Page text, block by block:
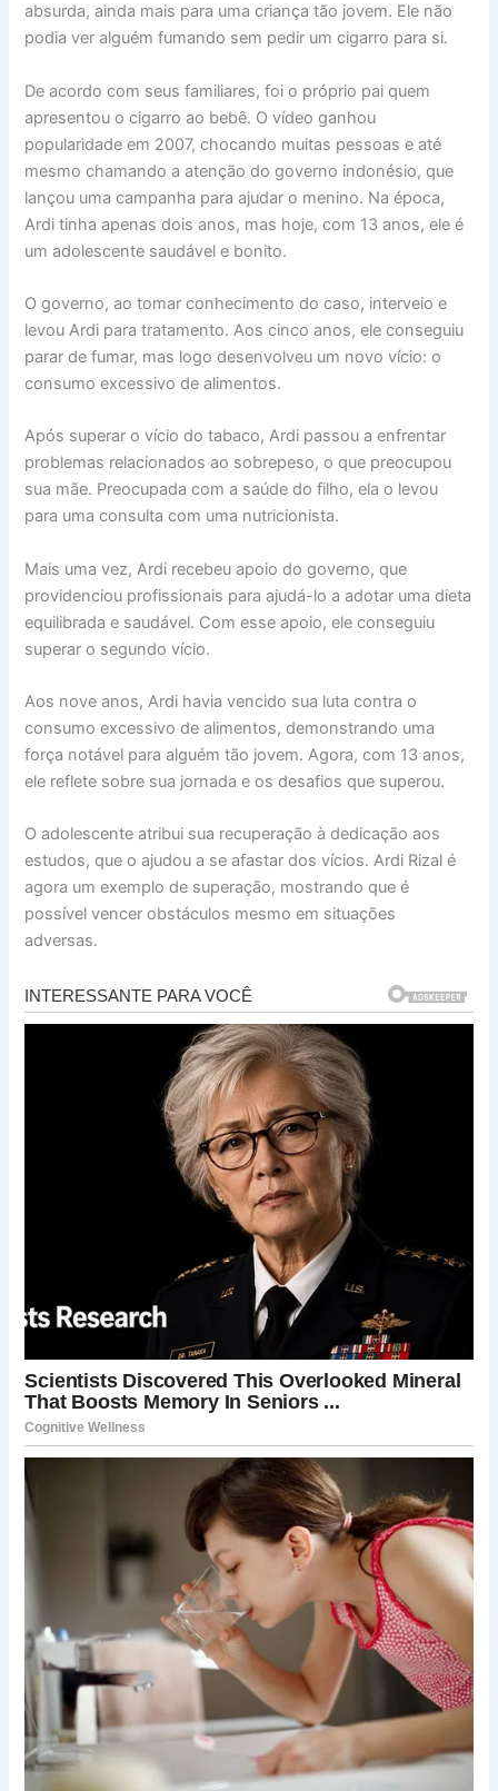
absurda, ainda mais para uma criança tão jovem. Ele não
podia ver alguém fumando sem pedir um cigarro para si.
De acordo com seus familiares, foi o próprio pai quem
apresentou o cigarro ao bebê. O vídeo ganhou
popularidade em 2007, chocando muitas pessoas e até
mesmo chamando a atenção do governo indonésio, que
lançou uma campanha para ajudar o menino. Na época,
Ardi tinha apenas dois anos, mas hoje, com 13 anos, ele é
um adolescente saudável e bonito.
O governo, ao tomar conhecimento do caso, interveio e
levou Ardi para tratamento. Aos cinco anos, ele conseguiu
parar de fumar, mas logo desenvolveu um novo vício: o
consumo excessivo de alimentos.
Após superar o vício do tabaco, Ardi passou a enfrentar
problemas relacionados ao sobrepeso, o que preocupou
sua mãe. Preocupada com a saúde do filho, ela o levou
para uma consulta com uma nutricionista.
Mais uma vez, Ardi recebeu apoio do governo, que
providenciou profissionais para ajudá-lo a adotar uma dieta
equilibrada e saudável. Com esse apoio, ele conseguiu
superar o segundo vício.
Aos nove anos, Ardi havia vencido sua luta contra o
consumo excessivo de alimentos, demonstrando uma
força notável para alguém tão jovem. Agora, com 13 anos,
ele reflete sobre sua jornada e os desafios que superou.
O adolescente atribui sua recuperação à dedicação aos
estudos, que o ajudou a se afastar dos vícios. Ardi Rizal é
agora um exemplo de superação, mostrando que é
possível vencer obstáculos mesmo em situações
adversas.